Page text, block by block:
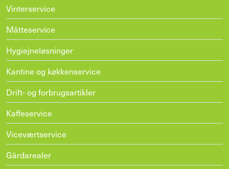
Vinterservice
Måtteservice
Hygiejneløsninger
Kantine og køkkenservice
Drift- og forbrugsartikler
Kaffeservice
Viceværtservice
Gårdarealer